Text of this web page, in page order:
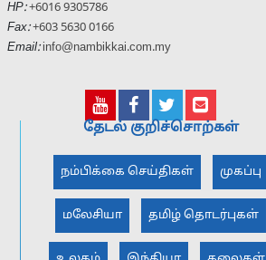
HP:+6016 9305786
Fax:+603 5630 0166
Email: info@nambikkai.com.my
தேடல் குறிச்சொற்கள்
நம்பிக்கை செய்திகள் முகப்பு
மலேசியா தமிழ் தொடர்புகள்